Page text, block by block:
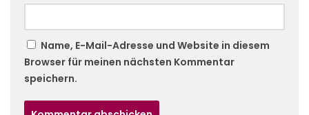
Name, E-Mail-Adresse und Website in diesem
Browser für meinen nächsten Kommentar
speichern.